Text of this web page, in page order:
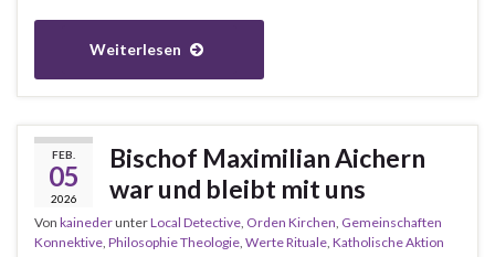
Weiterlesen
FEB.
05
2026
Bischof Maximilian Aichern
war und bleibt mit uns
Von kainederunterLocal Detective Orden Kirchen Gemeinschaften
Konnektive Philosophie Theologie Werte Rituale Katholische Aktion